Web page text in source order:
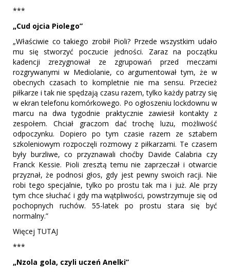
***
„Cud ojcia Piolego”
„Właściwie co takiego zrobił Pioli? Przede wszystkim udało
mu się stworzyć poczucie jedności. Zaraz na początku
kadencji zrezygnował ze zgrupowań przed meczami
rozgrywanymi w Mediolanie, co argumentował tym, że w
obecnych czasach to kompletnie nie ma sensu. Przecież
piłkarze i tak nie spędzają czasu razem, tylko każdy patrzy się
w ekran telefonu komórkowego. Po ogłoszeniu lockdownu w
marcu na dwa tygodnie praktycznie zawiesił kontakty z
zespołem. Chciał graczom dać trochę luzu, możliwość
odpoczynku. Dopiero po tym czasie razem ze sztabem
szkoleniowym rozpoczęli rozmowy z piłkarzami. Te czasem
były burzliwe, co przyznawali choćby Davide Calabria czy
Franck Kessie. Pioli zresztą temu nie zaprzeczał i otwarcie
przyznał, że podnosi głos, gdy jest pewny swoich racji. Nie
robi tego specjalnie, tylko po prostu tak ma i już. Ale przy
tym chce słuchać i gdy ma wątpliwości, powstrzymuje się od
pochopnych ruchów. 55-latek po prostu stara się być
normalny.”
Więcej TUTAJ
***
„Nzola gola, czyli uczeń Anelki”